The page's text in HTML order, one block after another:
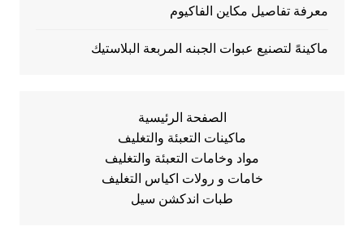
معرفة تفاصيل مكاين الفاكيوم
ماكينهً لتصنيع عبوات الجبنه المربعة البلاستيك
الصفحة الرئيسية
ماكينات التعبئة والتغليف
مواد وخامات التعبئة والتغليف
خامات و رولات اكياس التغليف
طبات اندكشن سيل